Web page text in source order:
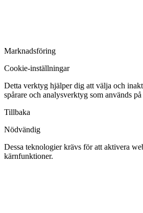
Marknadsföring
Cookie-inställningar
Detta verktyg hjälper dig att välja och
spårare och analysverktyg som används
Tillbaka
Nödvändig
Dessa teknologier krävs för att aktivera
kärnfunktioner.